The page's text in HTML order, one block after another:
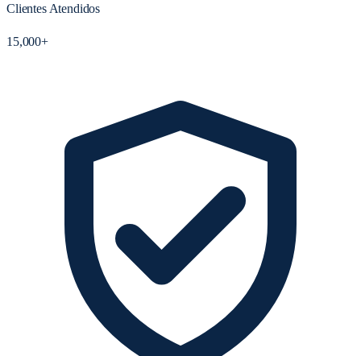
Clientes Atendidos
15,000+